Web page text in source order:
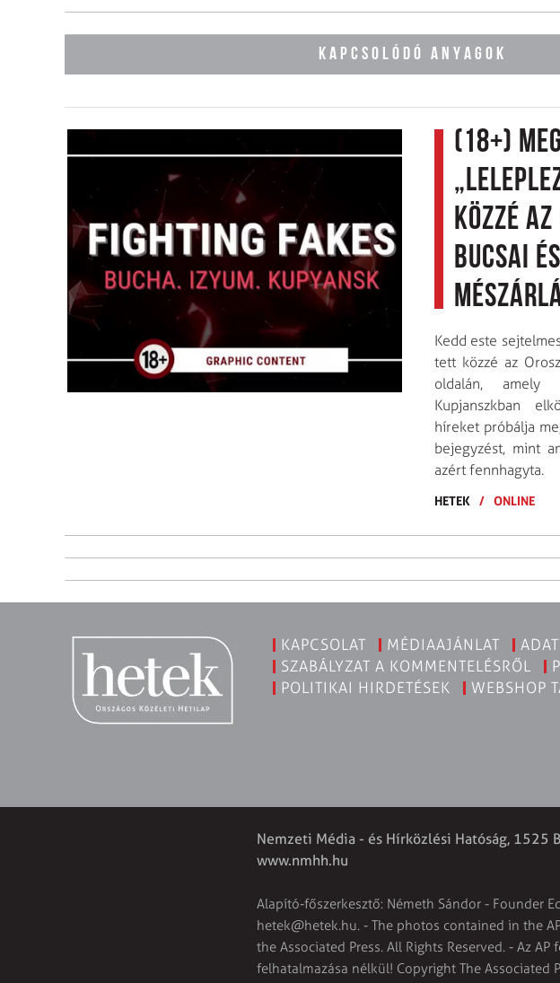
KAPCSOLÓDÓ ANYAGOK
(18+)
közzé
bucsai
Kedd este
tett közzé az
oldalán, amely
Kupjanszkban
híreket próbálja
bejegyzést, mint
azért fennhagyta.
HETEK / ONLINE
KAPCSOLAT MÉDIAAJÁNLAT
SZABÁLYZAT A KOMMENTELÉSRŐL
POLITIKAI HIRDETÉSEK
WEBSHOP
Nemzeti Média - és Hírközlési Hatóság,
www.nmhh.hu
Alapító-főszerkesztő: Németh Sándor - Founder
hetek@hetek.hu. - The photos contained in the
the Associated Press. All Rights Reserved. - Az
felhatalmazása nélkül! Copyright The Associated